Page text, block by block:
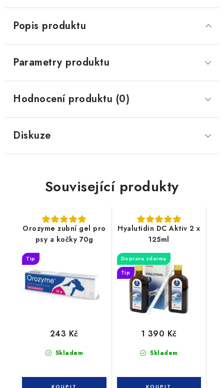
Popis produktu
Parametry produktu
Hodnocení produktu (0)
Diskuze
Související produkty
Orozyme zubní gel pro
psy a kočky 70g
Tip
Skladem
243 Kč
Hyalutidin DC Aktiv 2 x
125ml
Doprava zdarma
Tip
Skladem
1 390 Kč